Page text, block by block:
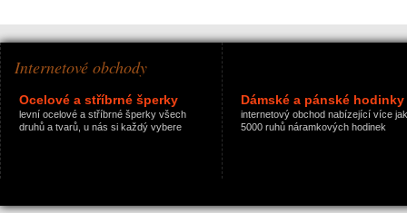
Internetové obchody
Ocelové a stříbrné šperky
levní ocelové a stříbrné šperky všech
druhů a tvarů, u nás si každý vybere
Dámské a pánské hodinky
internetový obchod nabízející více jak
5000 ruhů náramkových hodinek